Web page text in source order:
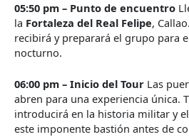
05:50 pm – Punto de encuentro
la Fortaleza del Real Felipe,
recibirá y preparará el grupo para
nocturno.
06:00 pm – Inicio del Tour Las
abren para una experiencia única.
introducirá en la historia militar y
este imponente bastión antes de